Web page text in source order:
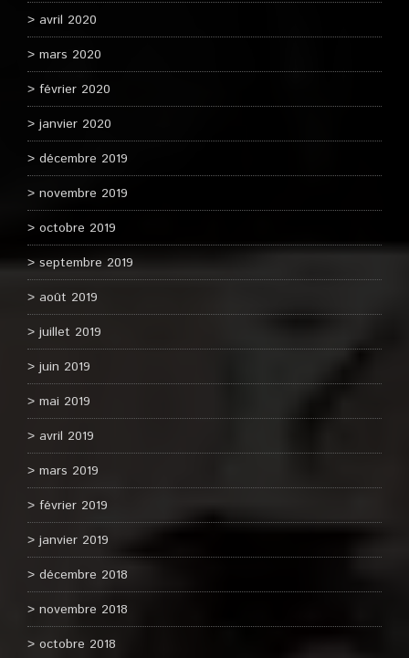
avril 2020
mars 2020
février 2020
janvier 2020
décembre 2019
novembre 2019
octobre 2019
septembre 2019
août 2019
juillet 2019
juin 2019
mai 2019
avril 2019
mars 2019
février 2019
janvier 2019
décembre 2018
novembre 2018
octobre 2018